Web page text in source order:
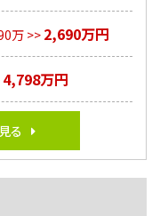
万 >> 2,690万円
4,798万円
る